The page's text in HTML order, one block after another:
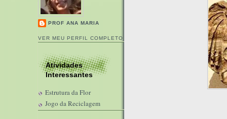
PROF ANA MARIA
VER MEU PERFIL COMPLETO
Atividades
Interessantes
Estrutura da Flor
Jogo da Reciclagem